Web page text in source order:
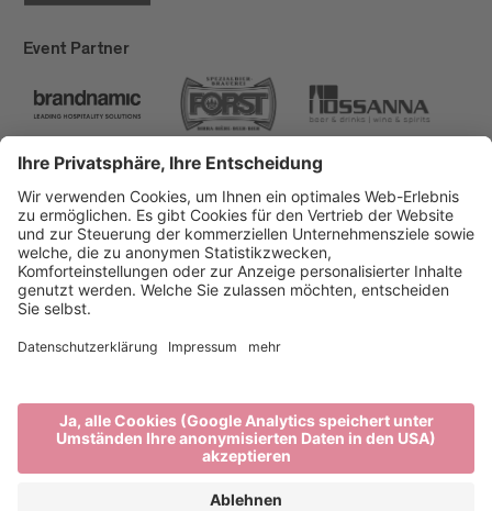
Event Partner
Brixen Tourismus
Privacy
Impressum
Förderungen
produced by